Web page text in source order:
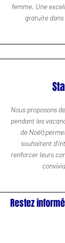
femme. Une
gratuite dans
Nous proposons
pendant les
de Noël)
souhaitent
renforcer leurs
Restez